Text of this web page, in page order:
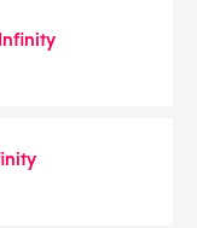
Infinity